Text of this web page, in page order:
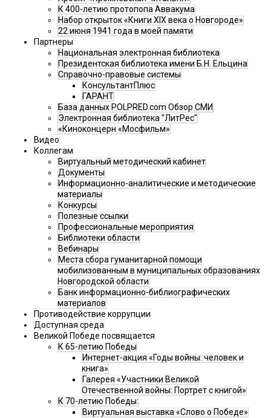
К 400-летию протопопа Аввакума
Набор открыток «Книги XIX века о Новгороде»
22 июня 1941 года в моей памяти
Партнеры
Национальная электронная библиотека
Президентская библиотека имени Б.Н. Ельцина
Справочно-правовые системы
КонсультантПлюс
ГАРАНТ
База данных POLPRED.com Обзор СМИ
Электронная библиотека "ЛитРес"
«Киноконцерн «Мосфильм»
Видео
Коллегам
Виртуальный методический кабинет
Документы
Информационно-аналитические и методические
материалы
Конкурсы
Полезные ссылки
Профессиональные мероприятия
Библиотеки области
Вебинары
Места сбора гуманитарной помощи
мобилизованным в муниципальных образованиях
Новгородской области
Банк информационно-библиографических
материалов
Противодействие коррупции
Доступная среда
Великой Победе посвящается
К 65-летию Победы
Интернет-акция «Годы войны: человек и
книга»
Галерея «Участники Великой
Отечественной войны: Портрет с книгой»
К 70-летию Победы:
Виртуальная выставка «Слово о Победе»